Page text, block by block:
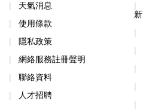
天氣消息
使用條款
隱私政策
網絡服務註冊聲明
聯絡資料
人才招聘
新